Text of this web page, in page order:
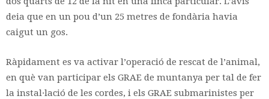
deia que en un pou d’un 25 metres de fondària havia
caigut un gos.
Ràpidament es va activar l’operació de rescat de l’animal,
en què van participar els GRAE de muntanya per tal de fer
la instal·lació de les cordes, i els GRAE submarinistes per